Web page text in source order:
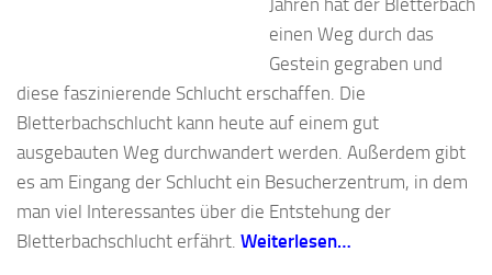
Jahren hat der Bletterbach
einen Weg durch das
Gestein gegraben und
diese faszinierende Schlucht erschaffen. Die
Bletterbachschlucht kann heute auf einem gut
ausgebauten Weg durchwandert werden. Außerdem gibt
es am Eingang der Schlucht ein Besucherzentrum, in dem
man viel Interessantes über die Entstehung der
Bletterbachschlucht erfährt. Weiterlesen…